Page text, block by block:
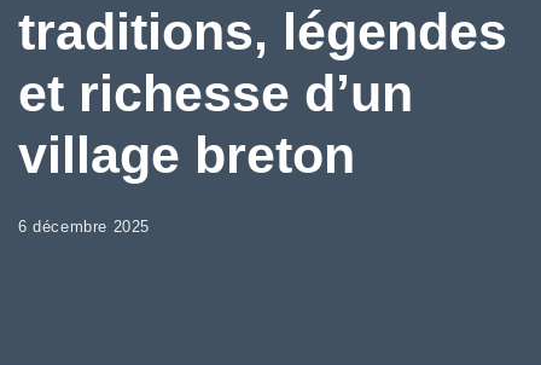
traditions, légendes
et richesse d’un
village breton
6 décembre 2025